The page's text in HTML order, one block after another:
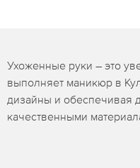
Ухоженные руки – это
выполняет маникюр в
дизайны и обеспечивая
качественными